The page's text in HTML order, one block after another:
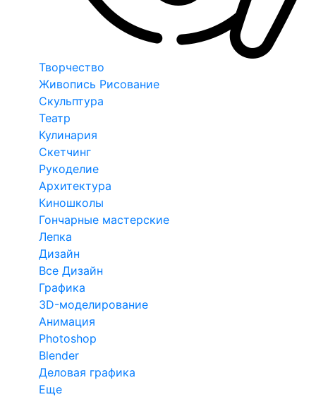
Творчество
Живопись Рисование
Скульптура
Театр
Кулинария
Скетчинг
Рукоделие
Архитектура
Киношколы
Гончарные мастерские
Лепка
Дизайн
Все Дизайн
Графика
3D-моделирование
Анимация
Photoshop
Blender
Деловая графика
Еще